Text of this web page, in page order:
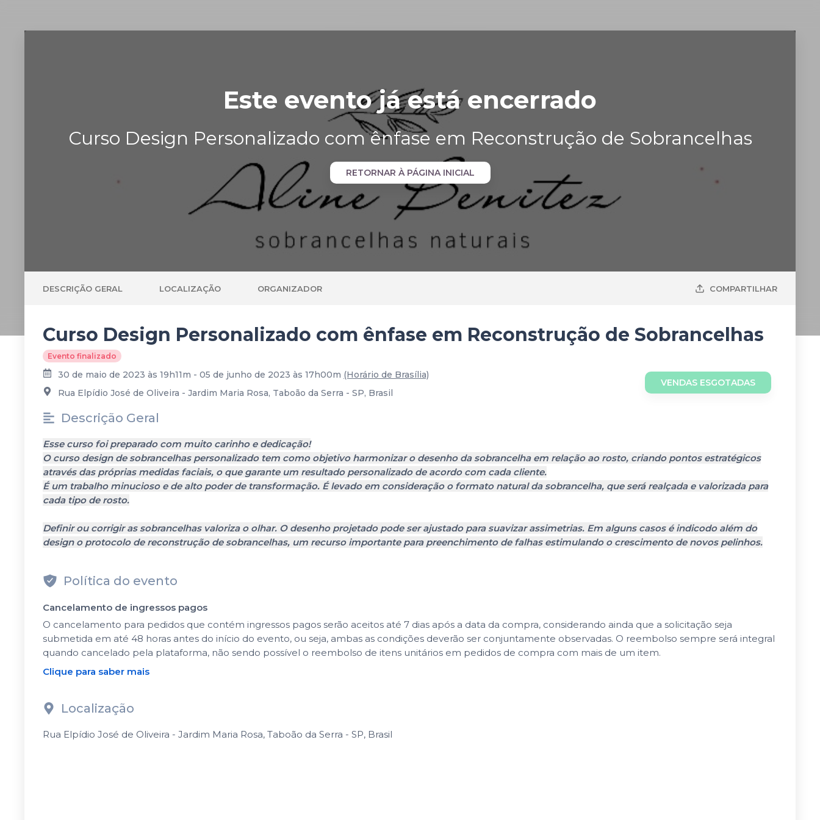
Este evento já está encerrado
Curso Design Personalizado com ênfase em Reconstrução de Sobrancelhas
RETORNAR À PÁGINA INICIAL
DESCRIÇÃO GERAL LOCALIZAÇÃO ORGANIZADOR COMPARTILHAR
Curso Design Personalizado com ênfase em Reconstrução de Sobrancelhas
Evento finalizado
30 de maio de 2023 às 19h11m - 05 de junho de 2023 às 17h00m (Horário de Brasília)
Rua Elpídio José de Oliveira - Jardim Maria Rosa, Taboão da Serra - SP, Brasil
VENDAS ESGOTADAS
Descrição Geral
Esse curso foi preparado com muito carinho e dedicação!
O curso design de sobrancelhas personalizado tem como objetivo harmonizar o desenho da sobrancelha em relação ao rosto, criando pontos estratégicos
através das próprias medidas faciais, o que garante um resultado personalizado de acordo com cada cliente.
É um trabalho minucioso e de alto poder de transformação. É levado em consideração o formato natural da sobrancelha, que será realçada e valorizada para
cada tipo de rosto.
Definir ou corrigir as sobrancelhas valoriza o olhar. O desenho projetado pode ser ajustado para suavizar assimetrias. Em alguns casos é indicodo além do
design o protocolo de reconstrução de sobrancelhas, um recurso importante para preenchimento de falhas estimulando o crescimento de novos pelinhos.
Política do evento
Cancelamento de ingressos pagos
O cancelamento para pedidos que contém ingressos pagos serão aceitos até 7 dias após a data da compra, considerando ainda que a solicitação seja
submetida em até 48 horas antes do início do evento, ou seja, ambas as condições deverão ser conjuntamente observadas. O reembolso sempre será integral
quando cancelado pela plataforma, não sendo possível o reembolso de itens unitários em pedidos de compra com mais de um item.
Clique para saber mais
Localização
Rua Elpídio José de Oliveira - Jardim Maria Rosa, Taboão da Serra - SP, Brasil